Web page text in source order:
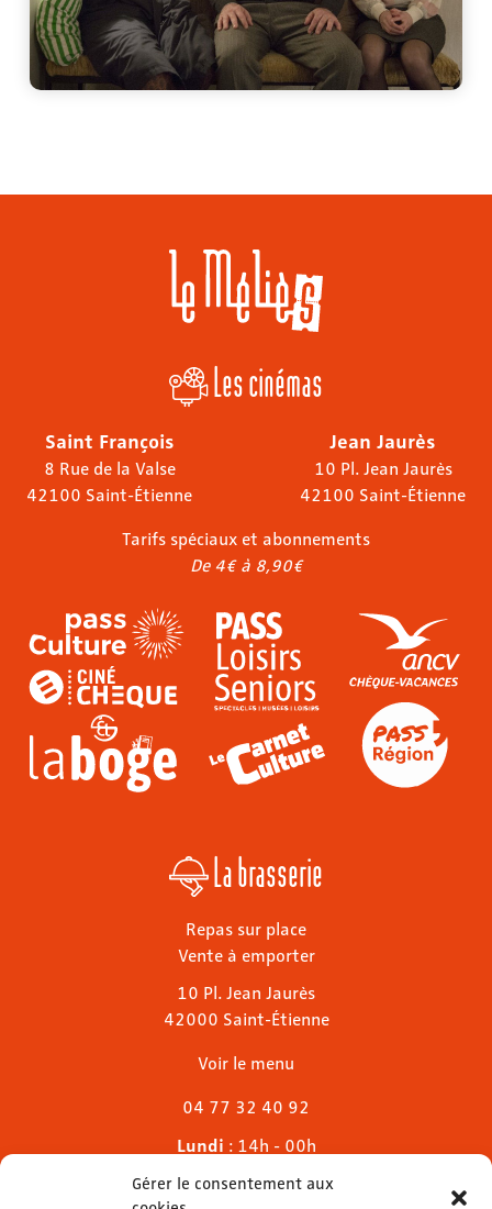
Gérer le consentement aux
Les cinémas
Saint François
8 Rue de la Valse
42100 Saint-Étienne
Jean Jaurès
10 Pl. Jean Jaurès
42100 Saint-Étienne
Tarifs spéciaux et abonnements
De 4€ à 8,90€
La brasserie
Repas sur place
Vente à emporter
10 Pl. Jean Jaurès
42000 Saint-Étienne
Voir le menu
04 77 32 40 92
Lundi : 14h - 00h
Mardi & mercredi
Jeudi